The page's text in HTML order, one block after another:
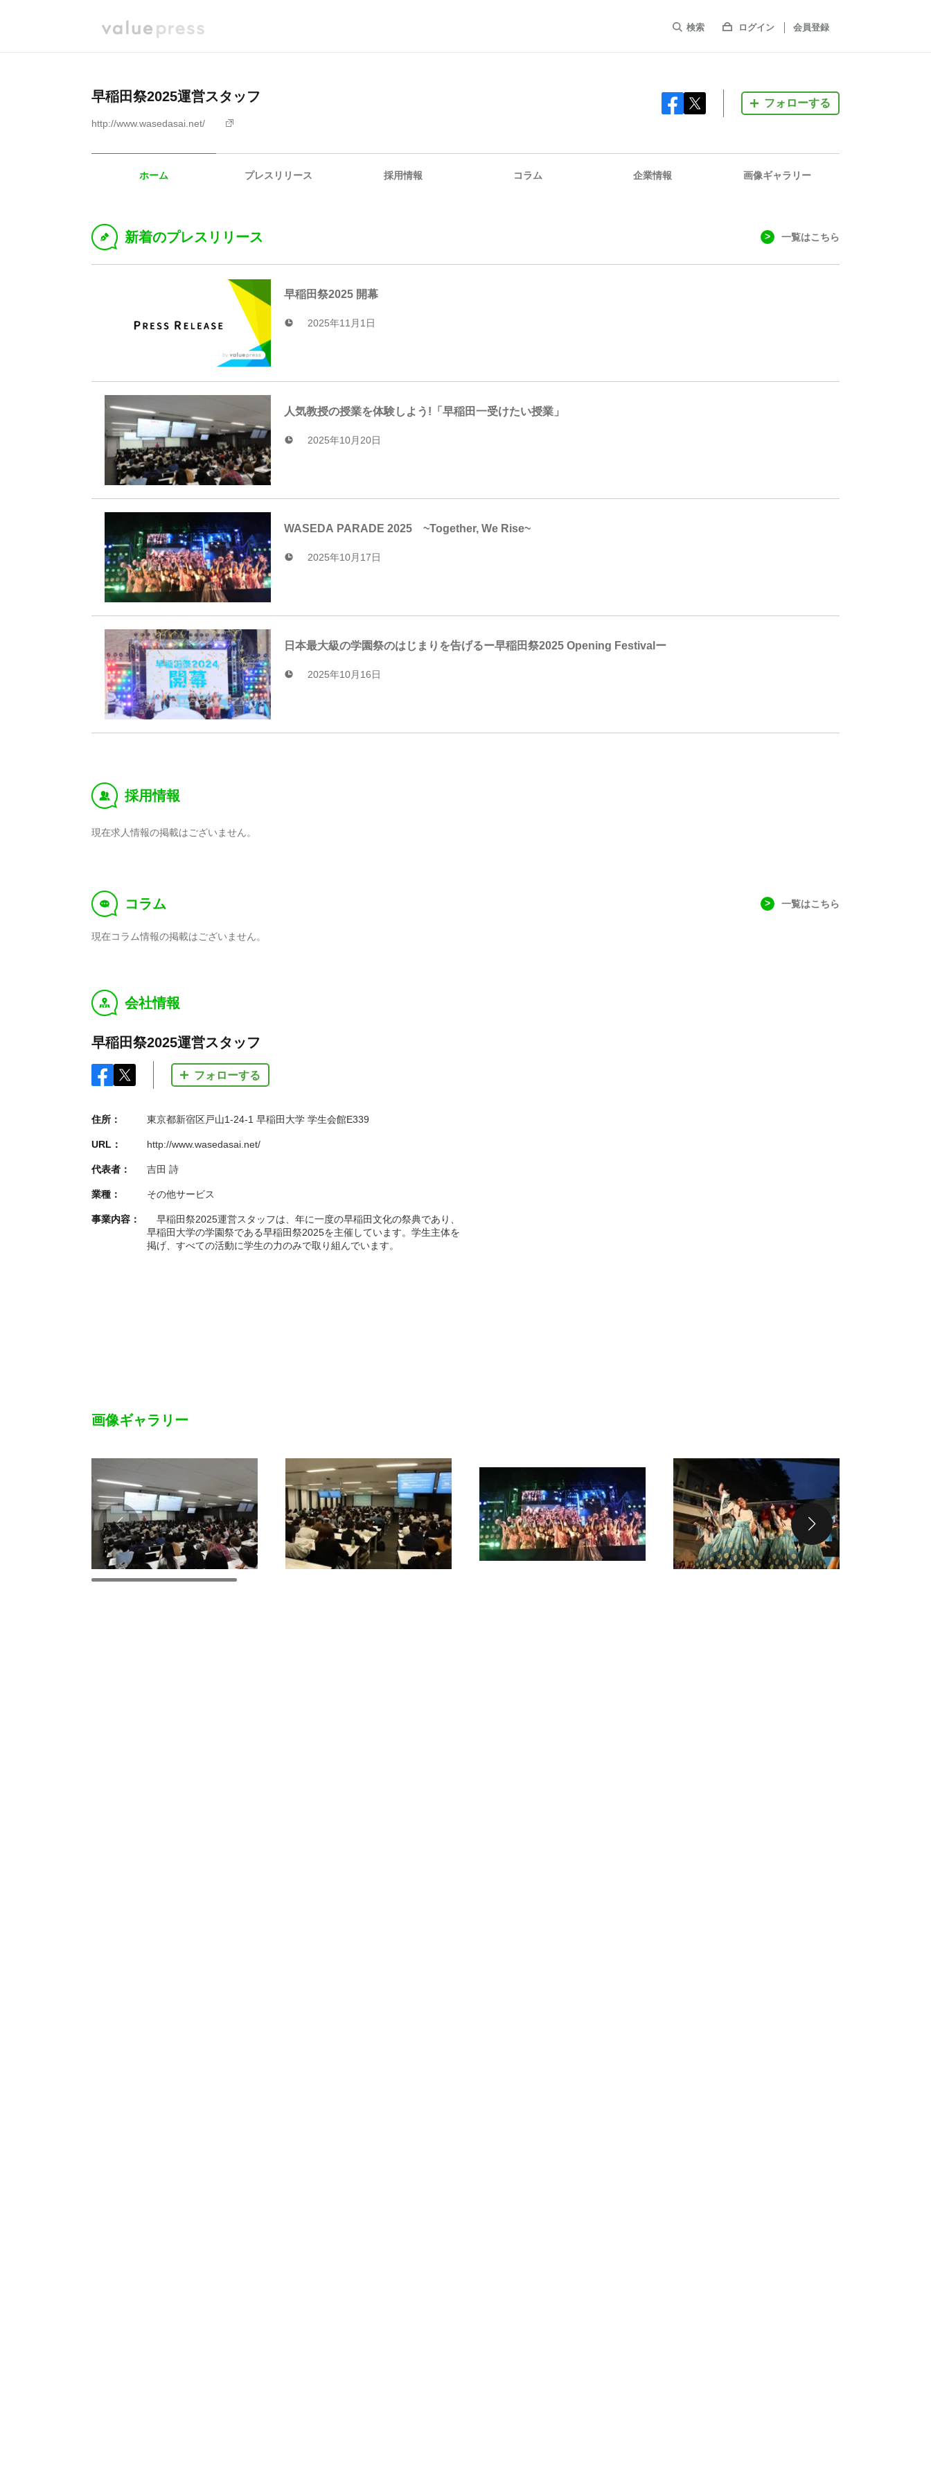
検索 ログイン 会員登録
早稲田祭2025運営スタッフ
http://www.wasedasai.net/
フォローする
ホーム プレスリリース 採用情報 コラム 企業情報 画像ギャラリー
D 新着のプレスリリース 一覧はこちら
早稲田祭2025 開幕
2025年11月1日
人気教授の授業を体験しよう!「早稲田一受けたい授業」
2025年10月20日
WASEDA PARADE 2025 ~Together, We Rise~
2025年10月17日
日本最大級の学園祭のはじまりを告げるー早稲田祭2025 Opening Festivalー
2025年10月16日
‰ 採用情報
現在求人情報の掲載はございません。
f コラム 一覧はこちら
現在コラム情報の掲載はございません。
y 会社情報
早稲田祭2025運営スタッフ
フォローする
住所： 東京都新宿区戸山1-24-1 早稲田大学 学生会館E339
URL： http://www.wasedasai.net/
代表者： 吉田 詩
業種： その他サービス
事業内容：
早稲田祭2025運営スタッフは、年に一度の早稲田文化の祭典であり、
早稲田大学の学園祭である早稲田祭2025を主催しています。学生主体を
掲げ、すべての活動に学生の力のみで取り組んでいます。
画像ギャラリー